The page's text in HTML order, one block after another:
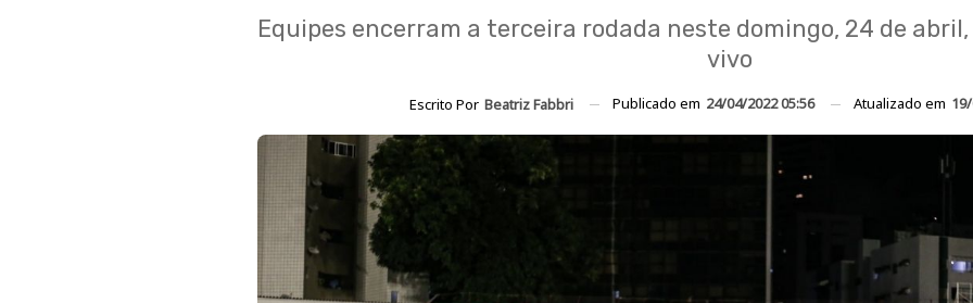
Equipes encerram a terceira rodada neste domingo, 24 de
vivo
Escrito Por Beatriz Fabbri Publicado em 24/04/2022 05:56 Atualizado em